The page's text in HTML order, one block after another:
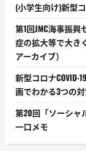
(小学生向け)新型
第1回JMC海事振
症の拡大等で大き
アーカイブ）
新型コロナ
画でわかる3つの
第20回「ソーシャ
一口メモ